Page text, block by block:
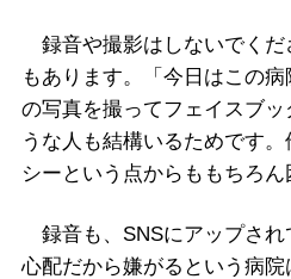
録音や撮影はしないでくだ
もあります。「今日はこの
の写真を撮ってフェイスブ
うな人も結構いるためです
シーという点からももちろん
録音も、SNSにアップされ
心配だから嫌がるという病